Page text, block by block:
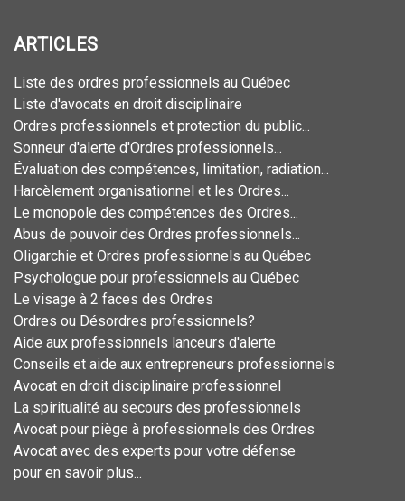
ARTICLES
Liste des ordres professionnels au Québec
Liste d'avocats en droit disciplinaire
Ordres professionnels et protection du public...
Sonneur d'alerte d'Ordres professionnels...
Évaluation des compétences, limitation, radiation...
Harcèlement organisationnel et les Ordres...
Le monopole des compétences des Ordres...
Abus de pouvoir des Ordres professionnels...
Oligarchie et Ordres professionnels au Québec
Psychologue pour professionnels au Québec
Le visage à 2 faces des Ordres
Ordres ou Désordres professionnels?
Aide aux professionnels lanceurs d'alerte
Conseils et aide aux entrepreneurs professionnels
Avocat en droit disciplinaire professionnel
La spiritualité au secours des professionnels
Avocat pour piège à professionnels des Ordres
Avocat avec des experts pour votre défense
pour en savoir plus...